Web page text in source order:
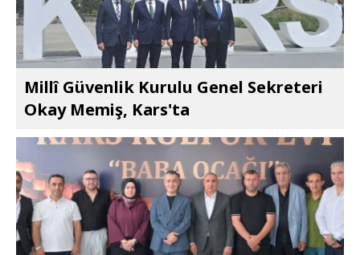
Millî Güvenlik Kurulu Genel Sekreteri
Okay Memiş, Kars'ta